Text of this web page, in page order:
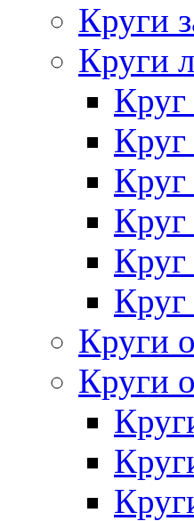
Круги
Круги
Круг
Круг
Круги
Круги